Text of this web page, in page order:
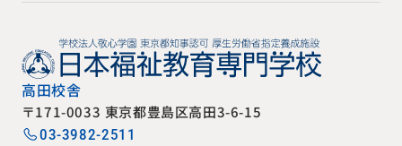
高田校舎
〒171-0033 東京都豊島区高田3-6-15
03-3982-2511